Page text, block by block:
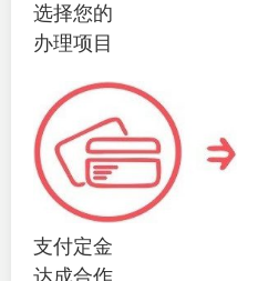
选择您的
办理项目
支付定金
达成合作